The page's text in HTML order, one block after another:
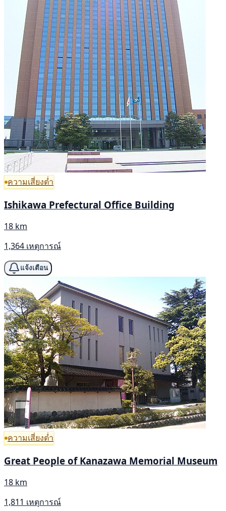
ความเสี่ยงต่ำ
Ishikawa Prefectural Office Building
18 km
1,364 เหตุการณ์
แจ้งเตือน
ความเสี่ยงต่ำ
Great People of Kanazawa Memorial Museum
18 km
1,811 เหตุการณ์